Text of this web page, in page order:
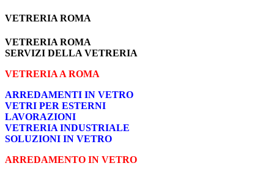
VETRERIA ROMA
VETRERIA ROMA
SERVIZI DELLA VETRERIA
VETRERIA A ROMA
ARREDAMENTI IN VETRO
VETRI PER ESTERNI
LAVORAZIONI
VETRERIA INDUSTRIALE
SOLUZIONI IN VETRO
ARREDAMENTO IN VETRO